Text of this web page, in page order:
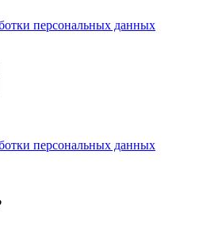
персональных данных
персональных данных